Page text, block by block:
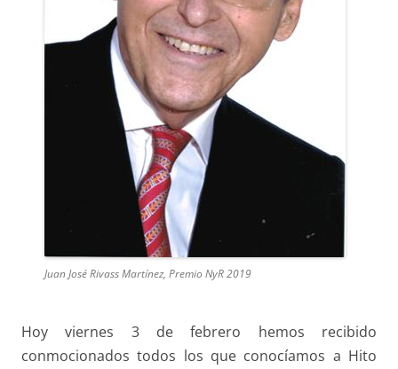
Juan José Rivass Martínez, Premio NyR 2019
Hoy viernes 3 de febrero hemos recibido
conmocionados todos los que conocíamos a Hito